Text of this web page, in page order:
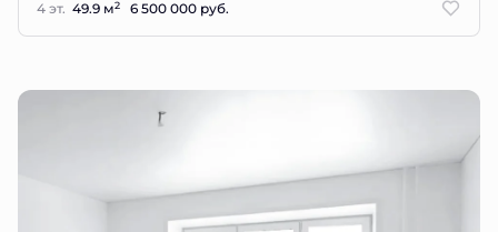
4 эт. 49.9 м2 6 500 000 руб.